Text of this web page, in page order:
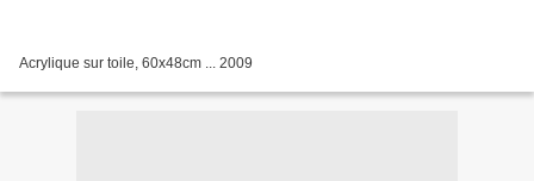
Acrylique sur toile, 60x48cm ... 2009